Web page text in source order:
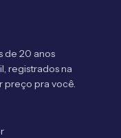
de 20 anos
registrados na
preço pra você.